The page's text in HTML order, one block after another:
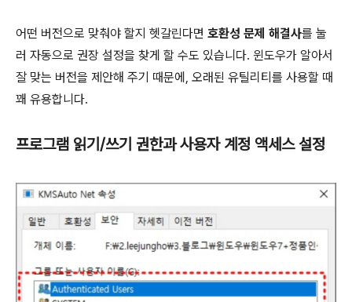
어떤 버전으로 맞춰야 할지 헷갈린다면 호환성 문제 해결사를 눌
러 자동으로 권장 설정을 찾게 할 수도 있습니다. 윈도우가 알아서
잘 맞는 버전을 제안해 주기 때문에, 오래된 유틸리티를 사용할 때
꽤 유용합니다.
프로그램 읽기/쓰기 권한과 사용자 계정 액세스 설정